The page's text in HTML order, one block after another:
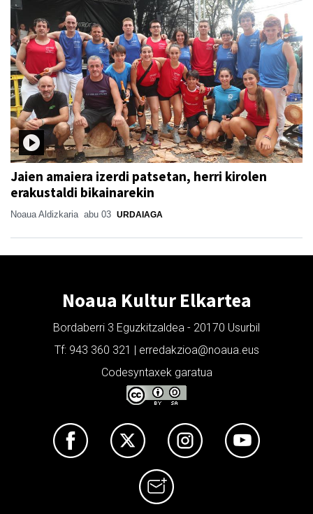
Jaien amaiera izerdi patsetan, herri kirolen
erakustaldi bikainarekin
Noaua Aldizkaria abu 03 URDAIAGA
Noaua Kultur Elkartea
Bordaberri 3 Eguzkitzaldea - 20170 Usurbil
Tf: 943 360 321 | erredakzioa@noaua.eus
Codesyntaxek garatua